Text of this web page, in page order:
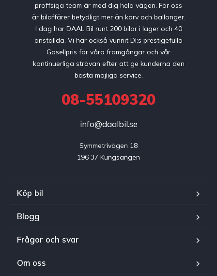
proffsiga team är med dig hela vägen. För oss
är bilaffärer betydligt mer än korv och ballonger.
I dag har DAAL Bil runt 200 bilar i lager och 40
anställda. Vi har också vunnit DI:s prestigefulla
Gasellpris för våra framgångar och vår
kontinuerliga strävan efter att ge kunderna den
bästa möjliga service.
08-55109320
info@daalbil.se
Symmetrivägen 18
196 37 Kungsängen
Köp bil
Blogg
Frågor och svar
Om oss